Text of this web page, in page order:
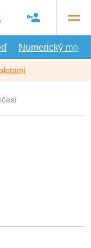
Numerický model